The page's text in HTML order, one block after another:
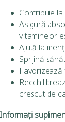
Contribuie
Asigură
vitaminelor
Ajută la
Sprijină
crescut de
Informații